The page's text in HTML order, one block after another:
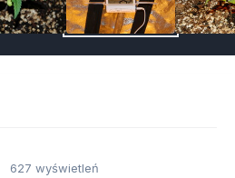
627 wyświetleń